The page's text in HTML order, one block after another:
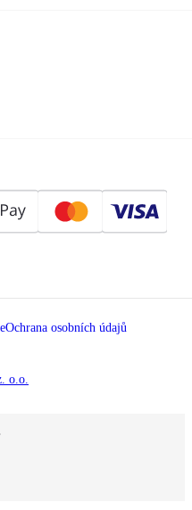
Ochrana osobních údajů
o.o.